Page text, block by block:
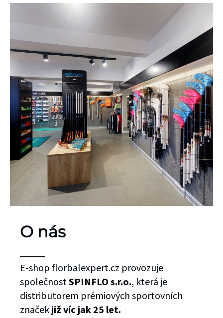
O nás
E-shop florbalexpert.cz provozuje
společnostSPINFLO s.r.o., která je
distributorem prémiových sportovních
značekjiž víc jak 25 let.